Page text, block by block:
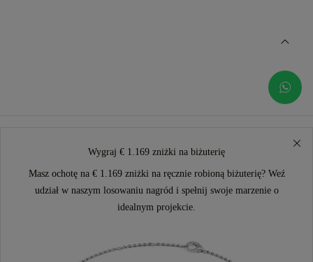
Wygraj € 1.169 zniżki na biżuterię
Masz ochotę na € 1.169 zniżki na ręcznie robioną biżuterię? Weź
udział w naszym losowaniu nagród i spełnij swoje marzenie o
idealnym projekcie.